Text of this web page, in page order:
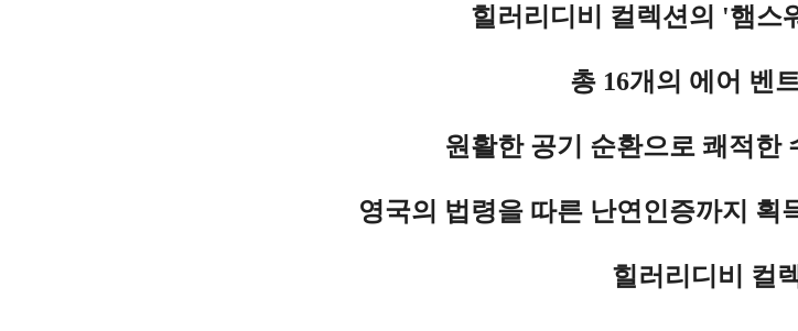
힐러리디비 컬렉션의 '햄스
총 16개의 에어 벤
원활한 공기 순환으로 쾌적한
영국의 법령을 따른난연인증까지 획
힐러리디비 컬